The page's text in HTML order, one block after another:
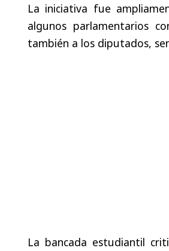
La iniciativa fue
algunos parlamentarios
también a los diputados,
La bancada estudiantil